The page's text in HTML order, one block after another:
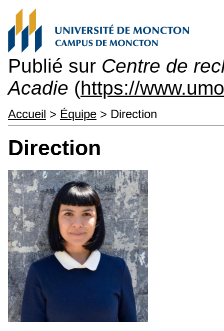
Publié sur Centre de
Acadie (https://
Accueil > Équipe > Direction
Direction